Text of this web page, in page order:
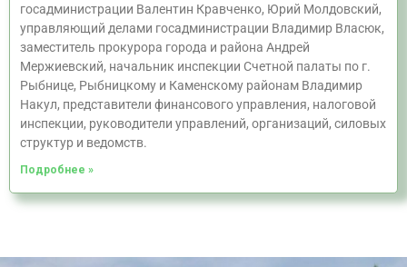
госадминистрации Валентин Кравченко, Юрий Молдовский,
управляющий делами госадминистрации Владимир Власюк,
заместитель прокурора города и района Андрей
Мержиевский, начальник инспекции Счетной палаты по г.
Рыбнице, Рыбницкому и Каменскому районам Владимир
Накул, представители финансового управления, налоговой
инспекции, руководители управлений, организаций, силовых
структур и ведомств.
Подробнее »